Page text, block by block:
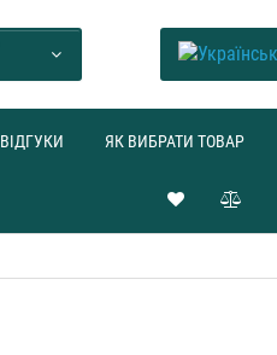
ВІДГУКИ ЯК ВИБРАТИ ТОВАР